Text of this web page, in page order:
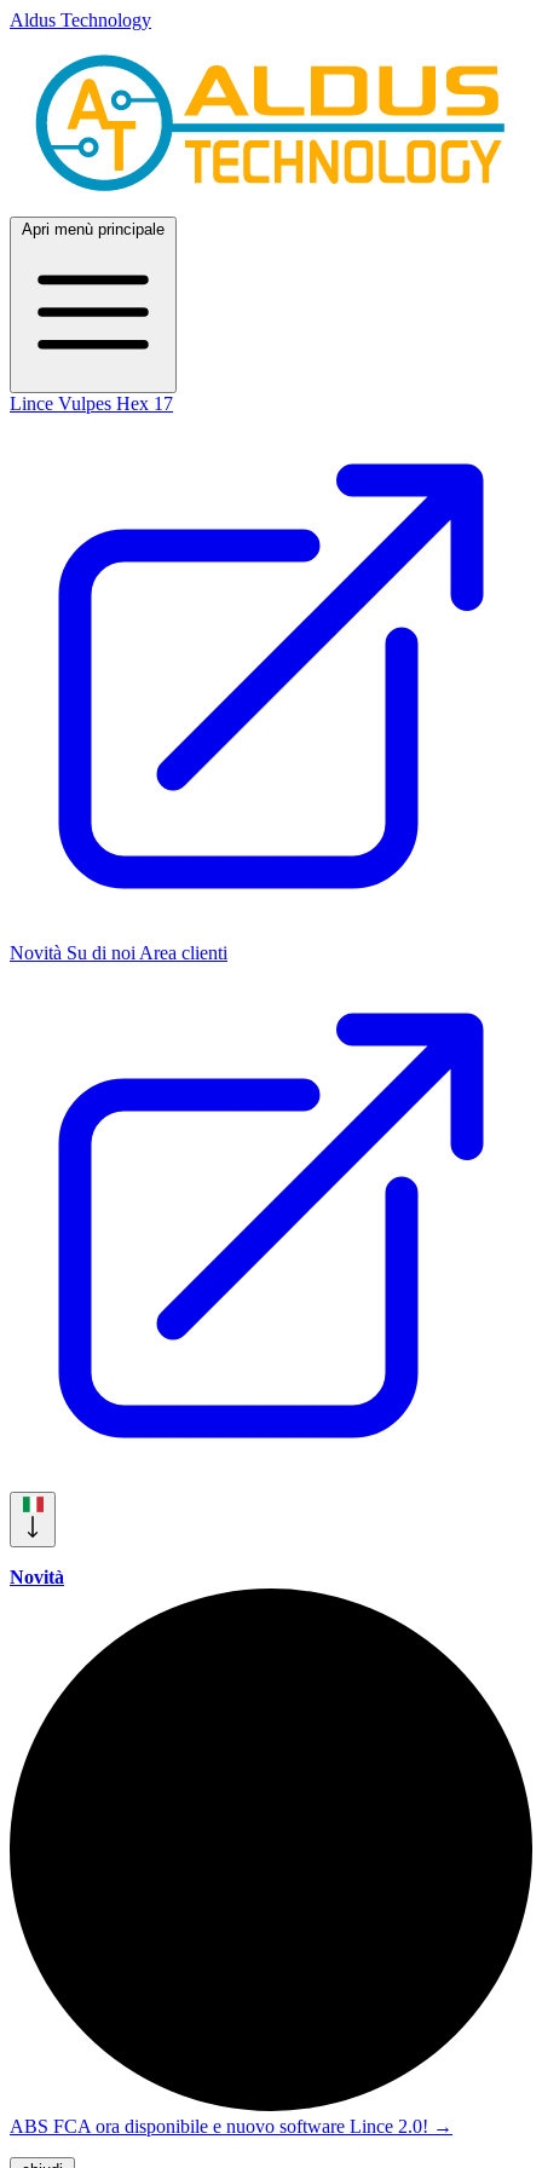
Aldus Technology
Apri menù principale
Lince Vulpes Hex 17
Novità Su di noiArea clienti
Novità
ABS FCA ora disponibile e nuovo software Lince 2.0! →